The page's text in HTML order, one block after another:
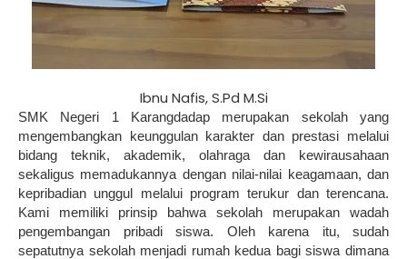
Ibnu Nafis, S.Pd M.Si
SMK Negeri 1 Karangdadap merupakan sekolah yang
mengembangkan keunggulan karakter dan prestasi melalui
bidang teknik, akademik, olahraga dan kewirausahaan
sekaligus memadukannya dengan nilai-nilai keagamaan, dan
kepribadian unggul melalui program terukur dan terencana.
Kami memiliki prinsip bahwa sekolah merupakan wadah
pengembangan pribadi siswa. Oleh karena itu, sudah
sepatutnya sekolah menjadi rumah kedua bagi siswa dimana